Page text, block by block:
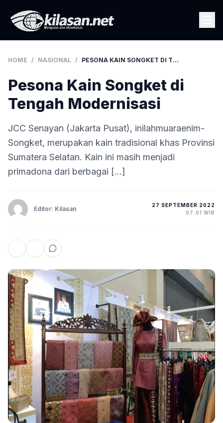
HOME / NASIONAL / PESONA KAIN SONGKET DI TENGAH MODERNISASI
Pesona Kain Songket di
Tengah Modernisasi
JCC Senayan (Jakarta Pusat), inilahmuaraenim-
Songket, merupakan kain tradisional khas Provinsi
Sumatera Selatan. Kain ini masih menjadi
primadona dari berbagai […]
Editor: Kilasan
27 SEPTEMBER 2022
07:01 WIB